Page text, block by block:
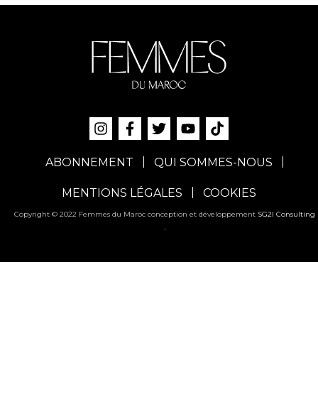
ABONNEMENT QUI SOMMES-NOUS
MENTIONS LÉGALES COOKIES
Copyright © 2022 Femmes du Maroc conception et développement SG2I Consulting